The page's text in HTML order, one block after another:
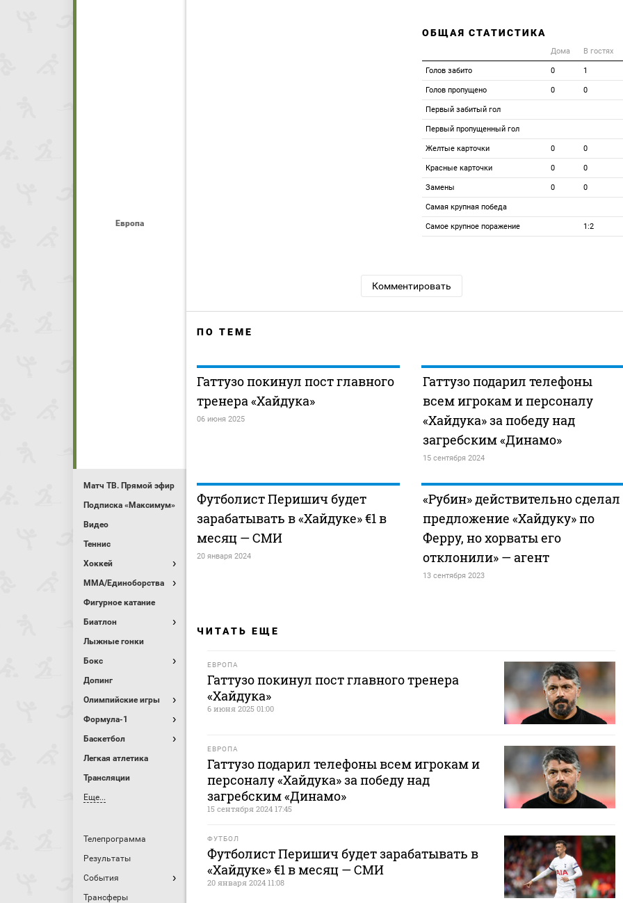
Европа
Матч ТВ. Прямой эфир
Подписка «Максимум»
Видео
Теннис
Хоккей
MMA/Единоборства
Фигурное катание
Биатлон
Лыжные гонки
Бокс
Допинг
Олимпийские игры
Формула-1
Баскетбол
Легкая атлетика
Трансляции
Еще...
Телепрограмма
Результаты
События
Трансферы
ОБЩАЯ СТАТИСТИКА
Дома В гостях
Голов забито 0 1
Голов пропущено 0 0
Первый забитый гол
Первый пропущенный гол
Желтые карточки 0 0
Красные карточки 0 0
Замены 0 0
Самая крупная победа
Самое крупное поражение 1:2
Комментировать
ПО ТЕМЕ
Гаттузо покинул пост главного
тренера «Хайдука»
06 июня 2025
Гаттузо подарил телефоны
всем игрокам и персоналу
«Хайдука» за победу над
загребским «Динамо»
15 сентября 2024
Футболист Перишич будет
зарабатывать в «Хайдуке» €1 в
месяц — СМИ
20 января 2024
«Рубин» действительно сделал
предложение «Хайдуку» по
Ферру, но хорваты его
отклонили» — агент
13 сентября 2023
ЧИТАТЬ ЕЩЕ
ЕВРОПА
Гаттузо покинул пост главного тренера
«Хайдука»
6 июня 2025 01:00
ЕВРОПА
Гаттузо подарил телефоны всем игрокам и
персоналу «Хайдука» за победу над
загребским «Динамо»
15 сентября 2024 17:45
ФУТБОЛ
Футболист Перишич будет зарабатывать в
«Хайдуке» €1 в месяц — СМИ
20 января 2024 11:08